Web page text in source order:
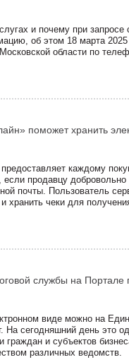
и почему при запросе
об этом 18 марта 2025
области по
поможет хранить
каждому
если продавцу
почты. Пользователь
хранить чеки для
службы на Портале
виде можно на
На сегодняшний день это
граждан и субъектов
различных ведомств.